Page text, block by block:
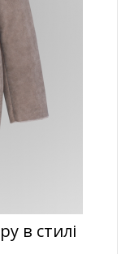
в стилі